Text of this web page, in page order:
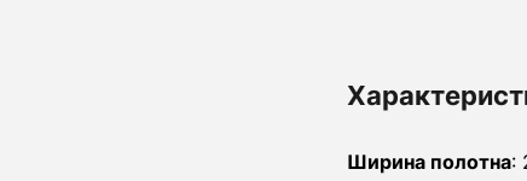
Ширина полотна: